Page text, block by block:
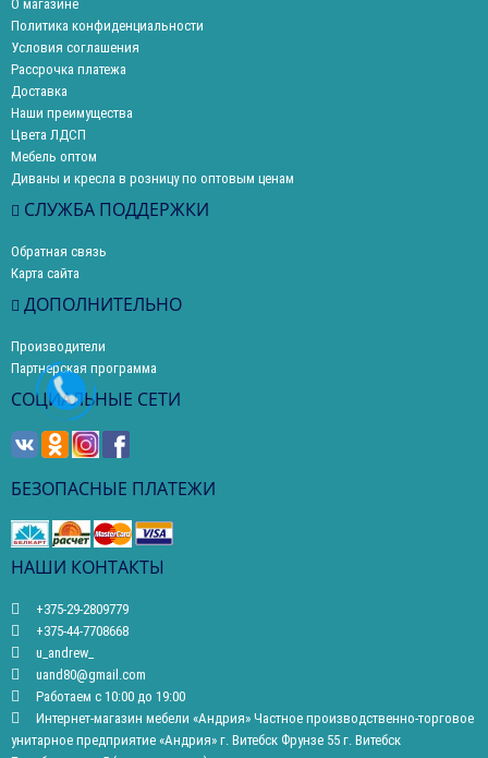
О магазине
Политика конфиденциальности
Условия соглашения
Рассрочка платежа
Доставка
Наши преимущества
Цвета ЛДСП
Мебель оптом
Диваны и кресла в розницу по оптовым ценам
СЛУЖБА ПОДДЕРЖКИ
Обратная связь
Карта сайта
ДОПОЛНИТЕЛЬНО
Производители
Партнерская программа
СОЦИАЛЬНЫЕ СЕТИ
БЕЗОПАСНЫЕ ПЛАТЕЖИ
НАШИ КОНТАКТЫ
+375-29-2809779
+375-44-7708668
u_andrew_
uand80@gmail.com
Работаем с 10:00 до 19:00
Интернет-магазин мебели «Андрия» Частное производственно-торговое
унитарное предприятие «Андрия» г. Витебск Фрунзе 55 г. Витебск